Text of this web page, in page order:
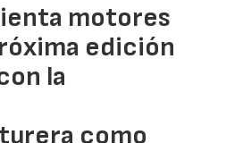
motores
edición
la
como